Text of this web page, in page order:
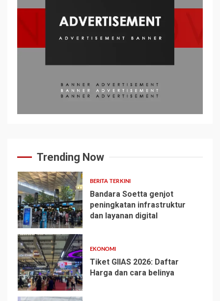
Trending Now
1
BERITA TERKINI
Bandara Soetta genjot
peningkatan infrastruktur
dan layanan digital
2
EKONOMI
Tiket GIIAS 2026: Daftar
Harga dan cara belinya